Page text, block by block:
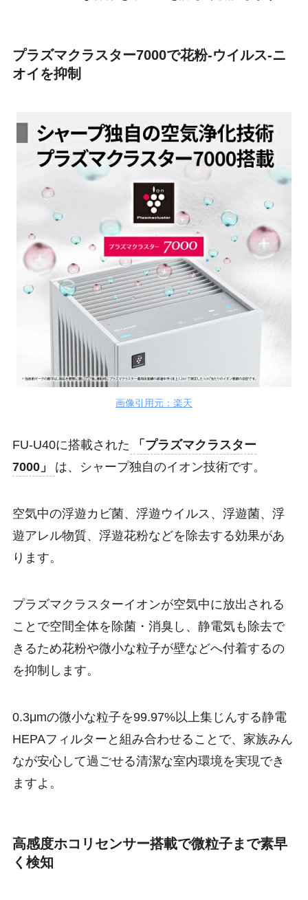
プラズマクラスター7000で花粉-ウイルス-ニ
オイを抑制
画像引用元：楽天
FU-U40に搭載された
「プラズマクラスター
7000」
は、シャープ独自のイオン技術です。
空気中の浮遊カビ菌、浮遊ウイルス、浮遊菌、浮
遊アレル物質、浮遊花粉などを除去する効果があ
ります。
プラズマクラスターイオンが空気中に放出される
ことで空間全体を除菌・消臭し、静電気も除去で
きるため花粉や微小な粒子が壁などへ付着するの
を抑制します。
0.3μmの微小な粒子を99.97%以上集じんする静電
HEPAフィルターと組み合わせることで、家族みん
なが安心して過ごせる清潔な室内環境を実現でき
ますよ。
高感度ホコリセンサー搭載で微粒子まで素早
く検知